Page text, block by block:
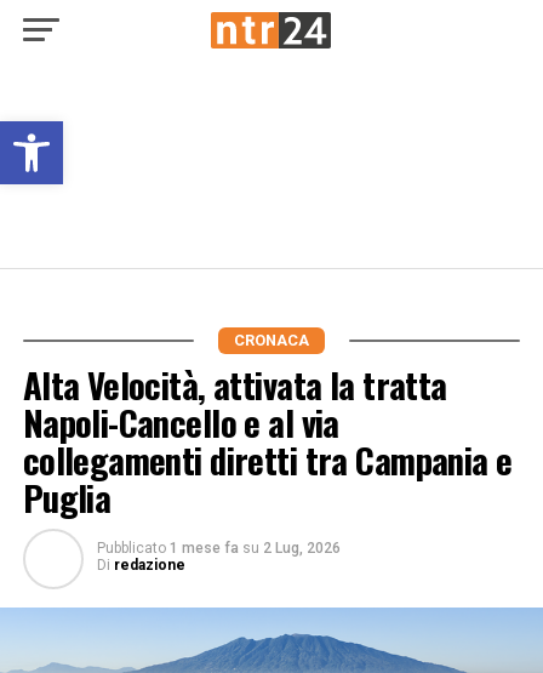
Open toolbar
CRONACA
Alta Velocità, attivata la tratta
Napoli-Cancello e al via
collegamenti diretti tra Campania e
Puglia
Pubblicato 1 mese fa su 2 Lug, 2026
Di redazione